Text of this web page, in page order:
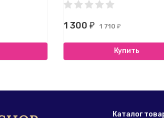
1 300 ₽ 1 710 ₽
Купить
Каталог